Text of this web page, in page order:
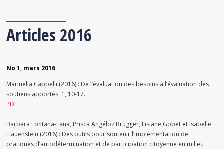
Articles 2016
No 1, mars 2016
Marinella Cappelli (2016) : De l’évaluation des besoins à l’évaluation des
soutiens apportés, 1, 10-17.
PDF
Barbara Fontana-Lana, Prisca Angéloz Brügger, Lisiane Gobet et Isabelle
Hauenstein (2016) : Des outils pour soutenir l’implémentation de
pratiques d’autodétermination et de participation citoyenne en milieu